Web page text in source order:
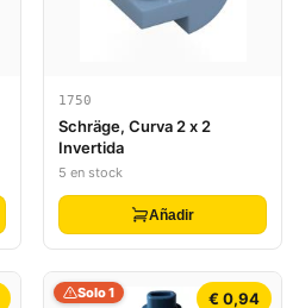
1750
Schräge, Curva 2 x 2
Invertida
5 en stock
Añadir
€ 0,94
Solo 1